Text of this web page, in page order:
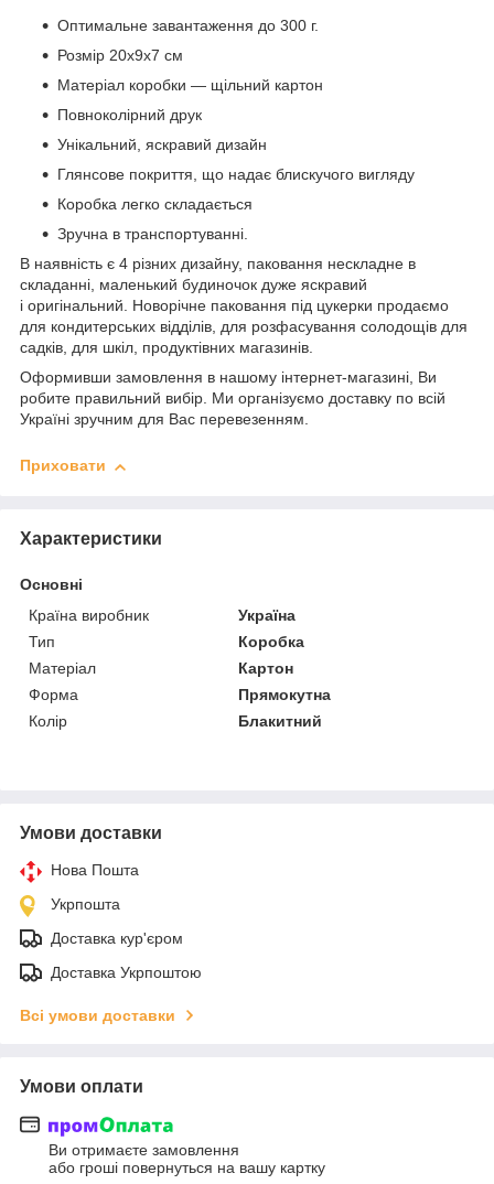
Оптимальне завантаження до 300 г.
Розмір 20x9x7 см
Матеріал коробки — щільний картон
Повноколірний друк
Унікальний, яскравий дизайн
Глянсове покриття, що надає блискучого вигляду
Коробка легко складається
Зручна в транспортуванні.
В наявність є 4 різних дизайну, паковання нескладне в
складанні, маленький будиночок дуже яскравий
і оригінальний. Новорічне паковання під цукерки продаємо
для кондитерських відділів, для розфасування солодощів для
садків, для шкіл, продуктівних магазинів.
Оформивши замовлення в нашому інтернет-магазині, Ви
робите правильний вибір. Ми організуємо доставку по всій
Україні зручним для Вас перевезенням.
Приховати
Характеристики
Основні
Країна виробник
Україна
Тип
Коробка
Матеріал
Картон
Форма
Прямокутна
Колір
Блакитний
Умови доставки
Нова Пошта
Укрпошта
Доставка кур'єром
Доставка Укрпоштою
Всі умови доставки
Умови оплати
Ви отримаєте замовлення
або гроші повернуться на вашу картку